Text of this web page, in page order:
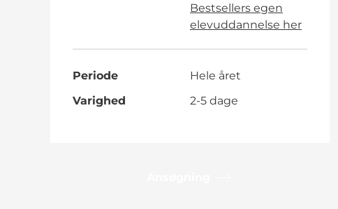
Bestsellers egen
elevuddannelse her
Periode
Hele året
Varighed
2-5 dage